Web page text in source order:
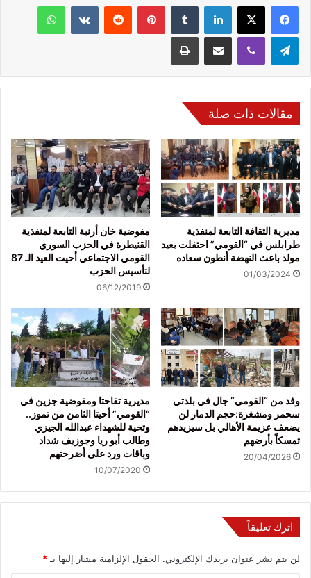
فيسبوك لينكدإن بينتيريست
مقالات ذات صلة
مديرية الثقافة التابعة لمنفذية
طرابلس في “القومي” احتفلت بعيد
مولد باعث النهضة أنطون سعاده
01/03/2024
مفوضية خان أرنبة التابعة لمنفذية
القنيطرة في الحزب السوري
القومي الاجتماعي أحيت العيد الـ 87
لتأسيس الحزب
06/12/2019
وفد من “القومي” جال في بلدتي
سحمر ومشغرة:حجم الدمار لن
يضعف عزيمة الأهالي بل سيزيدهم
تمسكاً بأرضهم
20/04/2026
مديرية تفاحتا ومفوضية جزين في
“القومي” أحيتا الثامن من تموز..
وتحية للشهداء عبدالله الجيزي
وطالب أبو ريا وجوزيف شداد
وباقات ورد على أضرحتهم
10/07/2020
اترك تعليقاً
لن يتم نشر عنوان بريدك الإلكتروني. الحقول الإلزامية مشار إليها بـ *